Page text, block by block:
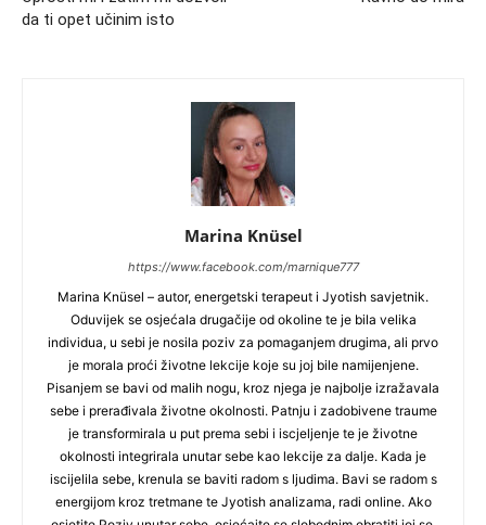
da ti opet učinim isto
Marina Knüsel
https://www.facebook.com/marnique777
Marina Knüsel – autor, energetski terapeut i Jyotish savjetnik.
Oduvijek se osjećala drugačije od okoline te je bila velika
individua, u sebi je nosila poziv za pomaganjem drugima, ali prvo
je morala proći životne lekcije koje su joj bile namijenjene.
Pisanjem se bavi od malih nogu, kroz njega je najbolje izražavala
sebe i prerađivala životne okolnosti. Patnju i zadobivene traume
je transformirala u put prema sebi i iscjeljenje te je životne
okolnosti integrirala unutar sebe kao lekcije za dalje. Kada je
iscijelila sebe, krenula se baviti radom s ljudima. Bavi se radom s
energijom kroz tretmane te Jyotish analizama, radi online. Ako